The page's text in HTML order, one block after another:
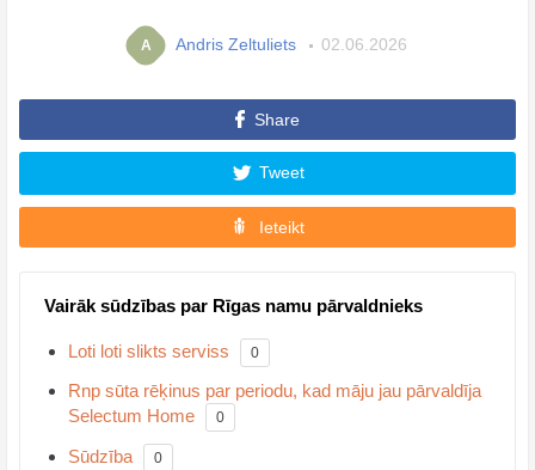
A Andris Zeltuliets 02.06.2026
Share
Tweet
Ieteikt
Vairāk sūdzības par Rīgas namu pārvaldnieks
Loti loti slikts serviss 0
Rnp sūta rēķinus par periodu, kad māju jau pārvaldīja
Selectum Home
0
Sūdzība 0